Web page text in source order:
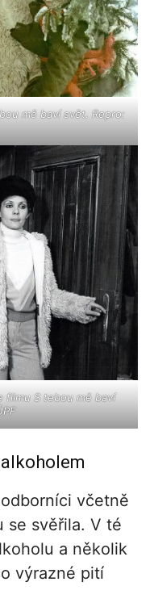
mě baví svět. Repro:
filmu S tebou mě baví
včetně
se svěřila. V té
a několik
výrazné pití